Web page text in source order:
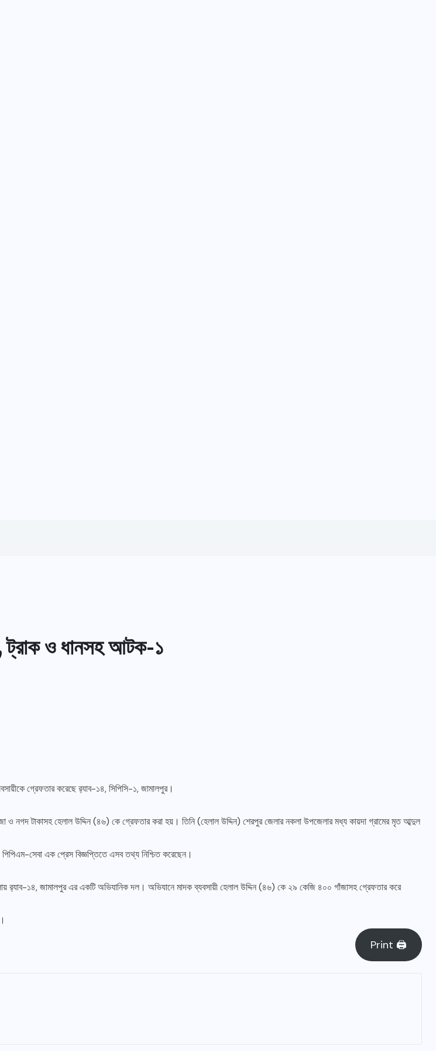
ট্রাক ও ধানসহ আটক-১
গ্রেফতার করেছে র‍্যাব-১৪, সিপিসি-১, জামালপুর।
নগদ টাকাসহ হেলাল উদ্দিন (৪৬) কে গ্রেফতার করা হয়। তিনি (হেলাল উদ্দিন) শেরপুর জেলার নকলা উপজেলার মধ্য কায়দা গ্রামের মৃত আব্দুল
সেবা এক প্রেস বিজ্ঞপ্তিতে এসব তথ্য নিশ্চিত করেছেন।
র‍্যাব-১৪, জামালপুর এর একটি অভিযানিক দল। অভিযানে মাদক ব্যবসায়ী হেলাল উদ্দিন (৪৬) কে ২৯ কেজি ৪০০ গাঁজাসহ গ্রেফতার করে
Print 🖨